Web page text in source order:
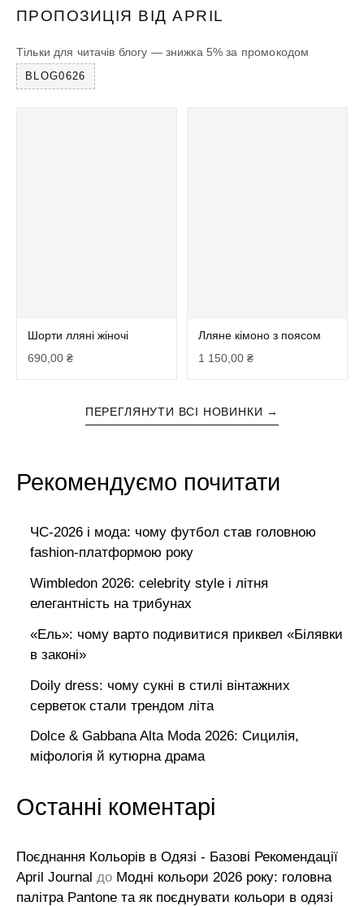
ПРОПОЗИЦІЯ ВІД APRIL
Тільки для читачів блогу — знижка 5% за промокодом
BLOG0626
Шорти лляні жіночі
690,00 ₴
Лляне кімоно з поясом
1 150,00₴
ПЕРЕГЛЯНУТИ ВСІ НОВИНКИ →
Рекомендуємо почитати
ЧС-2026 і мода: чому футбол став головною
fashion-платформою року
Wimbledon 2026: celebrity style і літня
елегантність на трибунах
«Ель»: чому варто подивитися приквел «Білявки
в законі»
Doily dress: чому сукні в стилі вінтажних
серветок стали трендом літа
Dolce & Gabbana Alta Moda 2026: Сицилія,
міфологія й кутюрна драма
Останні коментарі
Поєднання Кольорів в Одязі - Базові Рекомендації
April Journal до Модні кольори 2026 року: головна
палітра Pantone та як поєднувати кольори в одязі